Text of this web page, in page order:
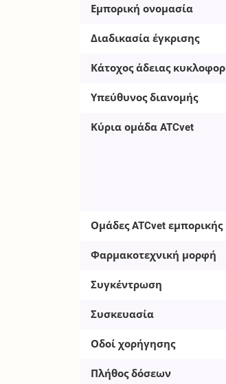
Εμπορική ονομασία
Διαδικασία έγκρισης
Κάτοχος άδειας
Υπεύθυνος διανομής
Κύρια ομάδα ATCvet
Ομάδες ATCvet εμπορικής
Φαρμακοτεχνική μορφή
Συγκέντρωση
Συσκευασία
Οδοί χορήγησης
Πλήθος δόσεων